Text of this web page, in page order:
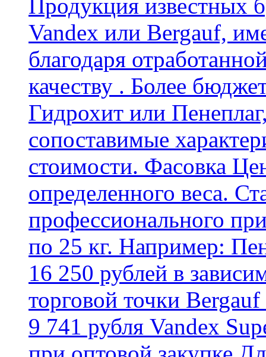
Продукция известных
Vandex или Bergauf,
благодаря
качеству . Более
Гидрохит или
сопоставимые
стоимости. Фасовка
определенного веса.
профессионального
по 25 кг. Например:
16 250 рублей в
торговой точки
9 741 рубля Vandex